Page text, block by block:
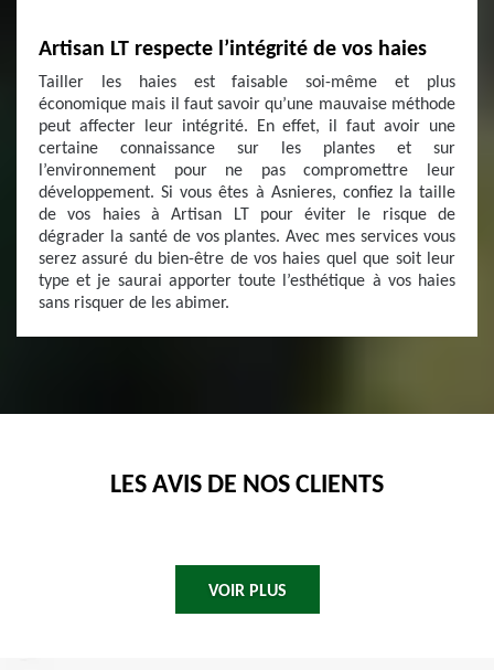
Artisan LT respecte l’intégrité de vos haies
Tailler les haies est faisable soi-même et plus
économique mais il faut savoir qu’une mauvaise méthode
peut affecter leur intégrité. En effet, il faut avoir une
certaine connaissance sur les plantes et sur
l’environnement pour ne pas compromettre leur
développement. Si vous êtes à Asnieres, confiez la taille
de vos haies à Artisan LT pour éviter le risque de
dégrader la santé de vos plantes. Avec mes services vous
serez assuré du bien-être de vos haies quel que soit leur
type et je saurai apporter toute l’esthétique à vos haies
sans risquer de les abimer.
LES AVIS DE NOS CLIENTS
VOIR PLUS